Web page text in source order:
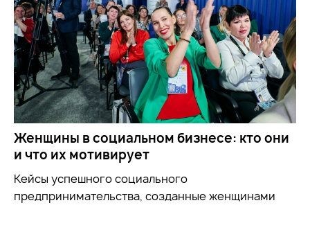
Женщины в социальном бизнесе: кто они
и что их мотивирует
Кейсы успешного социального
предпринимательства, созданные женщинами